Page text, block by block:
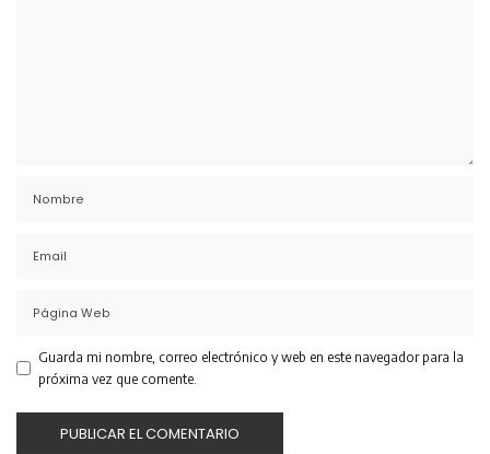
Guarda mi nombre, correo electrónico y web en este navegador para la
próxima vez que comente.